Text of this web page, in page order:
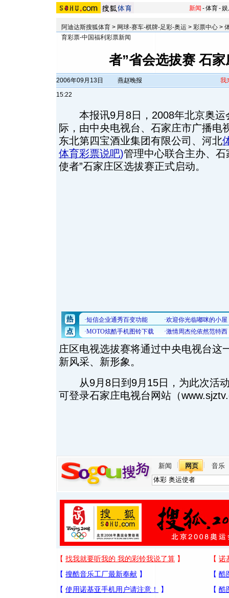
新闻 -体育-
阿迪达斯搜狐体育 > 网球-赛车-棋牌-足彩-奥运 > 彩票中心 >
育彩票-中国福利彩票新闻
者”省会选拔赛 石
2006年09月13日
15:22
燕赵晚报 我
本报讯9月8日，2008年北京奥运
际，由中央电视台、石家庄市广播电
东北第四宝酒业集团有限公司、河北
体育彩票说吧)管理中心联合主办、
使者”石家庄区选拔赛正式启动。
庄区电视选拔赛将通过中央电视台这
新风采、新形象。
从9月8日到9月15日，为此次活动
可登录石家庄电视台网站（
新闻 网页 音乐